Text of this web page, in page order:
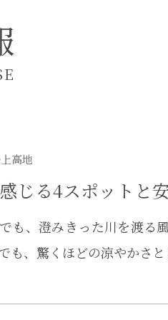
高地
じる4スポットと
も、澄みきった川を渡る
も、驚くほどの涼やかさ